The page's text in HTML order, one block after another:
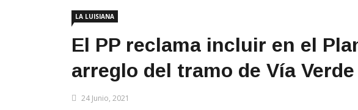
LA LUISIANA
El PP reclama incluir en el
arreglo del tramo de Vía
24 Junio, 2021